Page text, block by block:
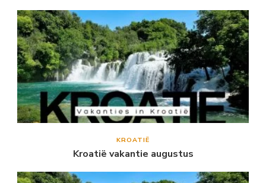
KROATIË
Kroatië vakantie augustus